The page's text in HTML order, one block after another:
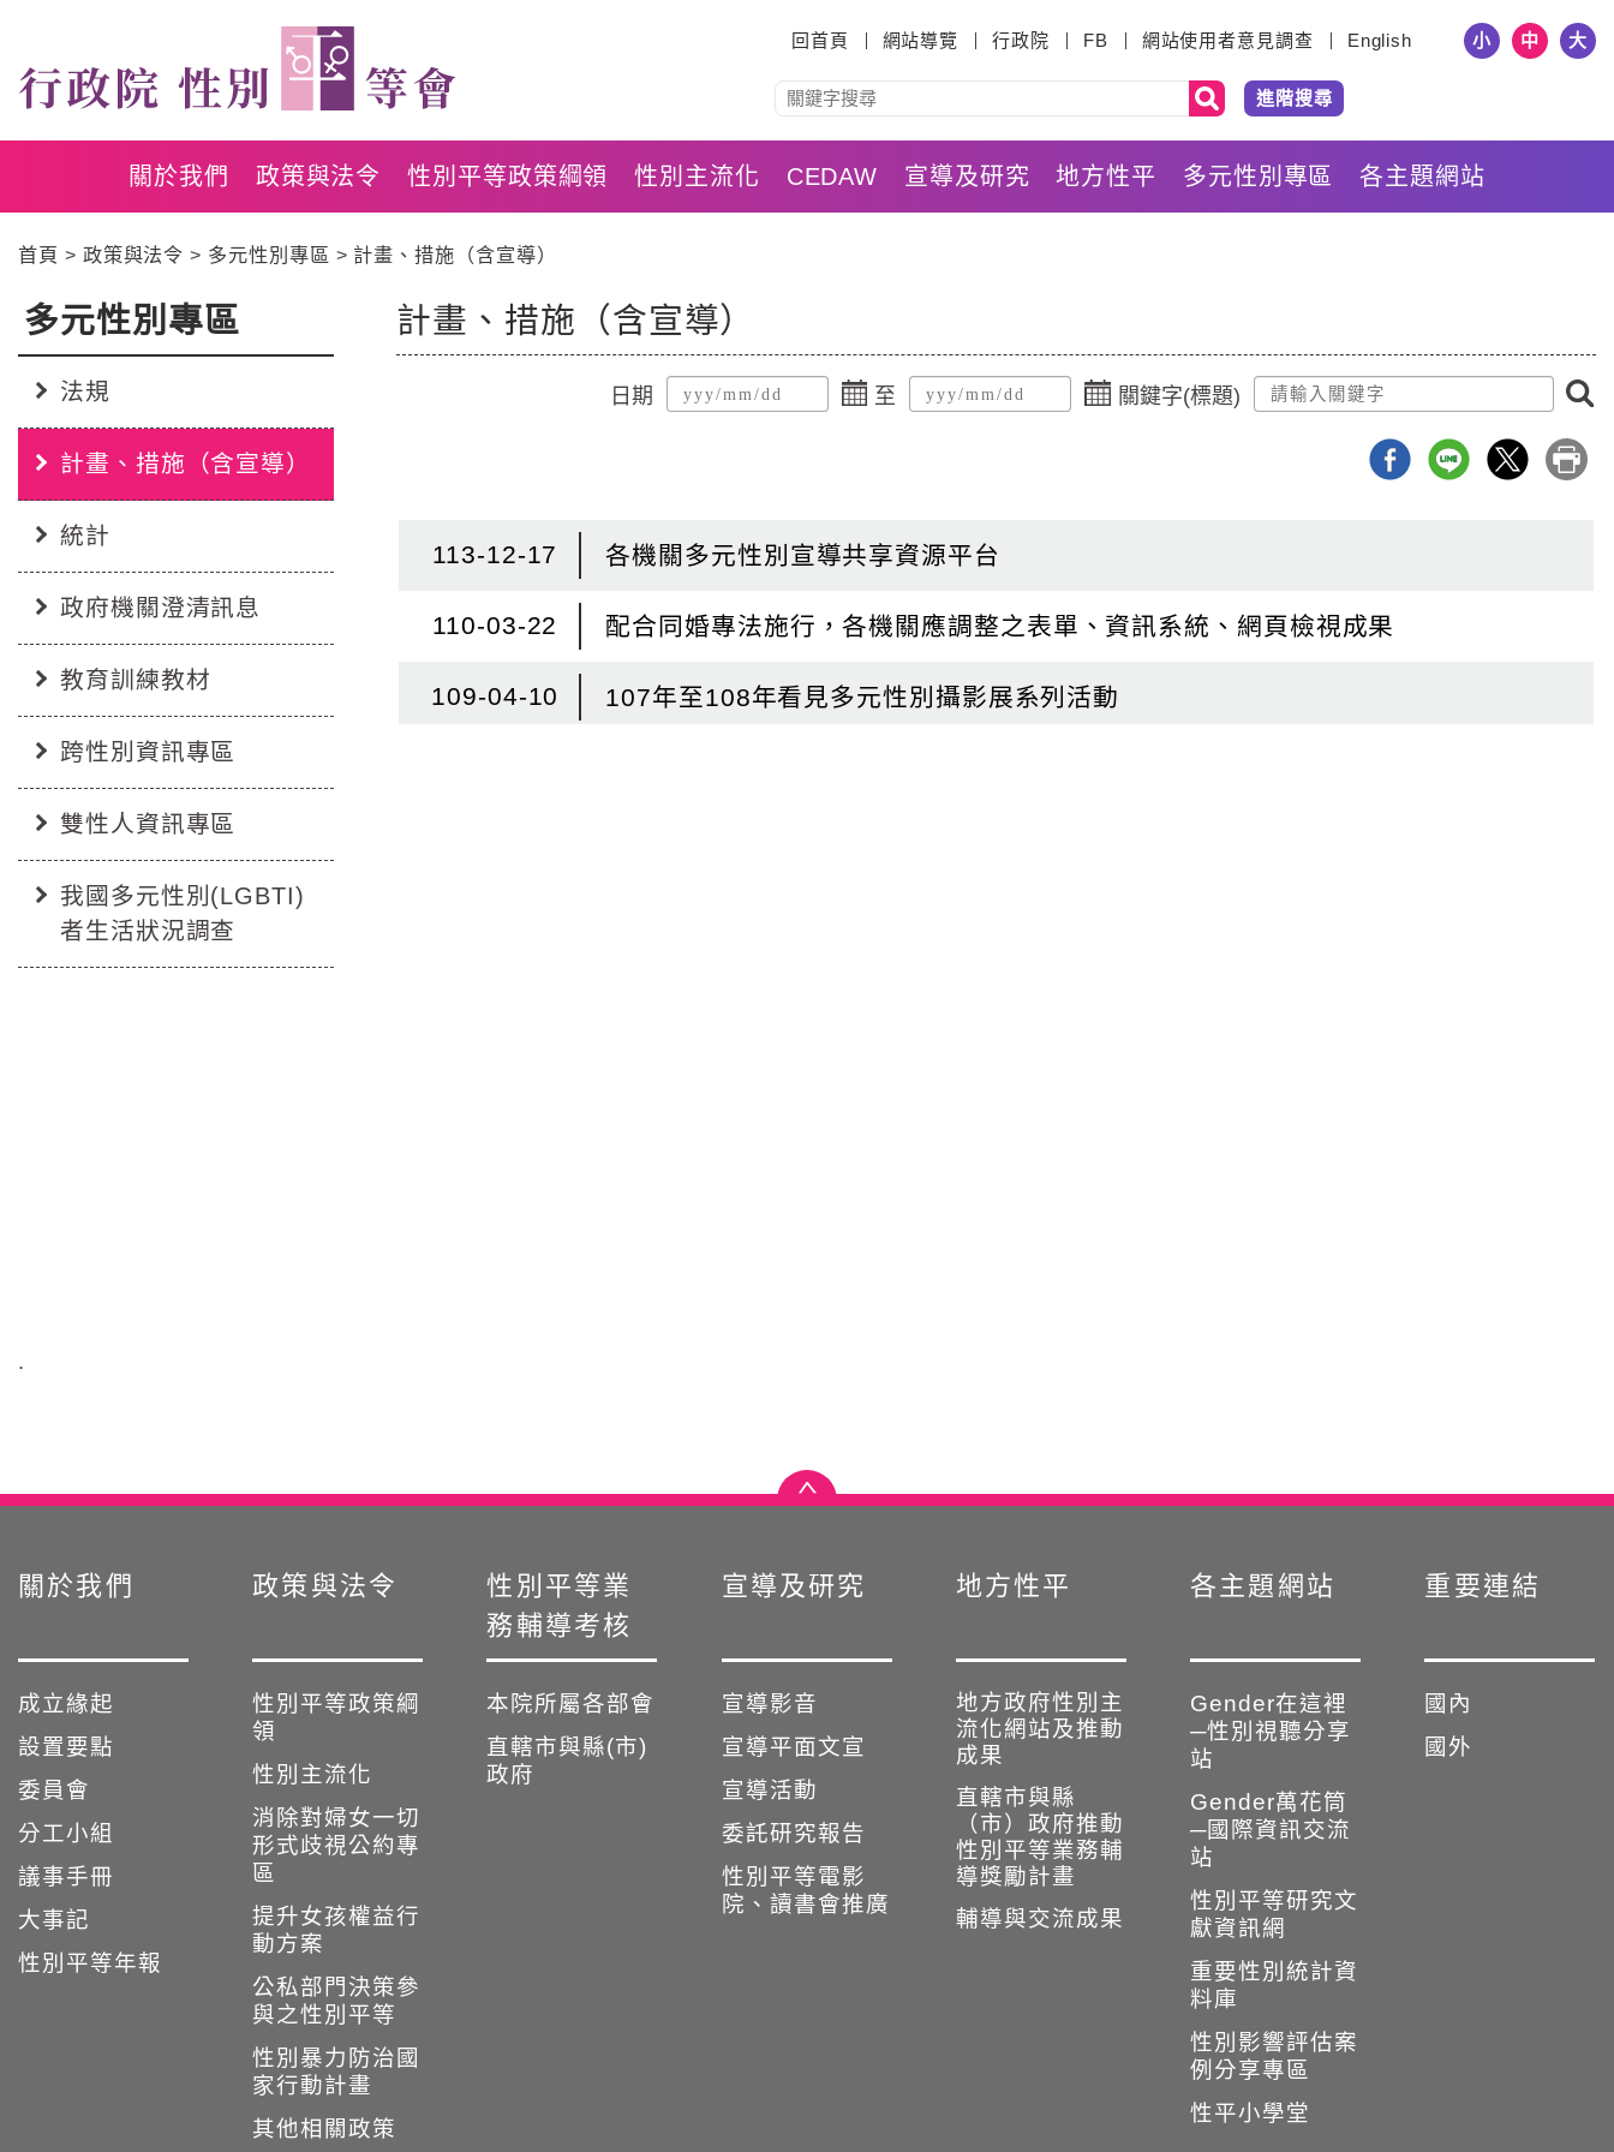
主
內
Go
Center
block
主
內
回首頁 網站導覽 行政院 FB 網站使用者意見調查 English 小 中 大
進階搜尋
關於我們 政策與法令 性別平等政策綱領 性別主流化 CEDAW 宣導及研究 地方性平 多元性別專區 各主題網站
首頁 政策與法令 多元性別專區 計畫、措施（含宣導）
多元性別專區
法規
計畫、措施（含宣導）
統計
政府機關澄清訊息
教育訓練教材
跨性別資訊專區
雙性人資訊專區
我國多元性別(LGBTI)
者生活狀況調查
計畫、措施（含宣導）
日期
點
擊
起
日
至
點
擊
關鍵字(標題)
113-12-17 各機關多元性別宣導共享資源平台
110-03-22 配合同婚專法施行，各機關應調整之表單、資訊系統、網頁檢視成果
109-04-10 107年至108年看見多元性別攝影展系列活動
關於我們
成立緣起
設置要點
委員會
分工小組
議事手冊
大事記
性別平等年報
政策與法令
性別平等政策綱
領
性別主流化
消除對婦女一切
形式歧視公約專
區
提升女孩權益行
動方案
公私部門決策參
與之性別平等
性別暴力防治國
家行動計畫
其他相關政策
性別平等業
務輔導考核
本院所屬各部會
直轄市與縣(市)
政府
宣導及研究
宣導影音
宣導平面文宣
宣導活動
委託研究報告
性別平等電影
院、讀書會推廣
地方性平
地方政府性別主
流化網站及推動
成果
直轄市與縣
（市）政府推動
性別平等業務輔
導獎勵計畫
輔導與交流成果
各主題網站
Gender在這裡
─性別視聽分享
站
Gender萬花筒
─國際資訊交流
站
性別平等研究文
獻資訊網
重要性別統計資
料庫
性別影響評估案
例分享專區
性平小學堂
重要連結
國內
國外